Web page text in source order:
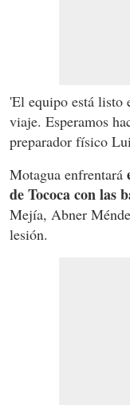
'El equipo está listo
viaje. Esperamos
preparador físico
Motagua enfrentará
de Tococa con las
Mejía, Abner
lesión.